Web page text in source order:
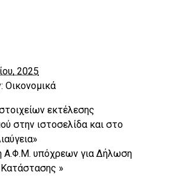
2025
Οικονομικά
εκτέλεσης
στην ιστοσελίδα και στο
Α.Φ.Μ. υπόχρεων για Δήλωση
Κατάστασης »